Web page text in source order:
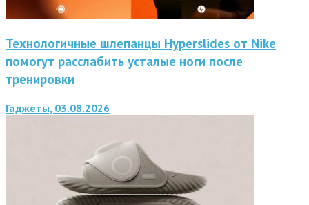
Технологичные шлепанцы Hyperslides от Nike
помогут расслабить усталые ноги после
тренировки
Гаджеты, 03.08.2026